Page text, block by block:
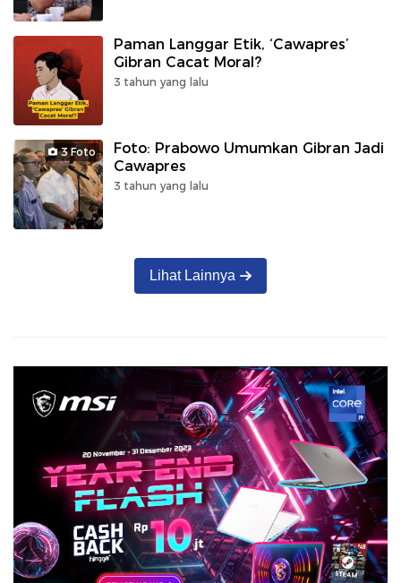
Paman Langgar Etik, ‘Cawapres’
Gibran Cacat Moral?
3 tahun yang lalu
3 Foto
Foto: Prabowo Umumkan Gibran Jadi
Cawapres
3 tahun yang lalu
Lihat Lainnya